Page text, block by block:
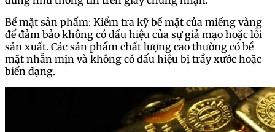
Bề mặt sản phẩm: Kiểm tra kỹ bề mặt của miếng vàng
để đảm bảo không có dấu hiệu của sự giả mạo hoặc lỗi
sản xuất. Các sản phẩm chất lượng cao thường có bề
mặt nhẵn mịn và không có dấu hiệu bị trầy xước hoặc
biến dạng.